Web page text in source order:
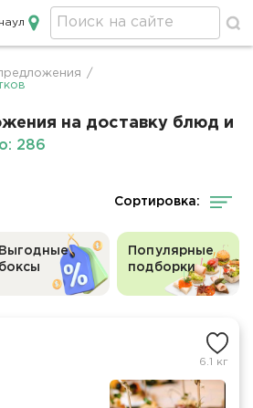
в Барнауле
/
на доставку блюд и
286
Сортировка:
Выгодные
боксы
Популярные
подборки
6.1 кг